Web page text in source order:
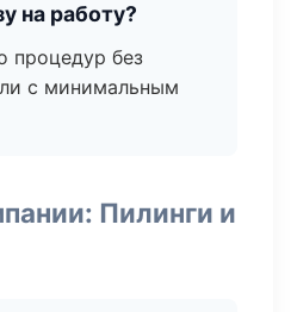
на работу?
процедур без
с минимальным
Пилинги и